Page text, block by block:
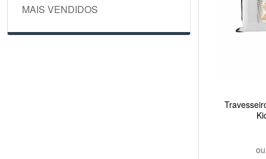
MAIS VENDIDOS